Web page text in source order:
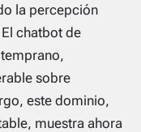
la percepción
chatbot de
sobre
este dominio,
muestra ahora